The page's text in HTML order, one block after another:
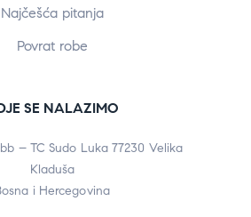
Najčešća pitanja
Povrat robe
SE NALAZIMO
– TC Sudo Luka 77230 Velika
Kladuša
i Hercegovina